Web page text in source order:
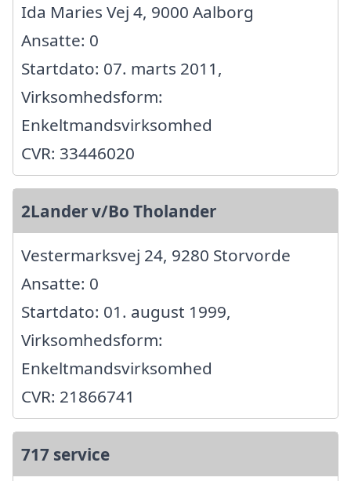
Ida Maries Vej 4, 9000 Aalborg
Ansatte: 0
Startdato: 07. marts 2011,
Virksomhedsform:
Enkeltmandsvirksomhed
CVR: 33446020
2Lander v/Bo Tholander
Vestermarksvej 24, 9280 Storvorde
Ansatte: 0
Startdato: 01. august 1999,
Virksomhedsform:
Enkeltmandsvirksomhed
CVR: 21866741
717 service